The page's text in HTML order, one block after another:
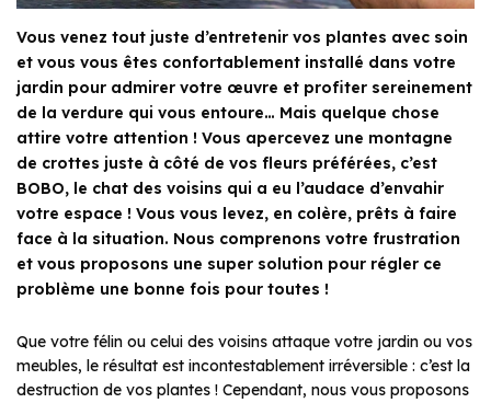
Vous venez tout juste d’entretenir vos plantes avec soin
et vous vous êtes confortablement installé dans votre
jardin pour admirer votre œuvre et profiter sereinement
de la verdure qui vous entoure… Mais quelque chose
attire votre attention ! Vous apercevez une montagne
de crottes juste à côté de vos fleurs préférées, c’est
BOBO, le chat des voisins qui a eu l’audace d’envahir
votre espace ! Vous vous levez, en colère, prêts à faire
face à la situation. Nous comprenons votre frustration
et vous proposons une super solution pour régler ce
problème une bonne fois pour toutes !
Que votre félin ou celui des voisins attaque votre jardin ou vos
meubles, le résultat est incontestablement irréversible : c’est la
destruction de vos plantes ! Cependant, nous vous proposons